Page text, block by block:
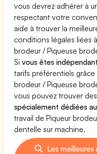
vous devrez adhérer à
respectant votre
aide à trouver la
conditions légales liées
brodeur / Piqueuse
Sivous êtes
tarifs préférentiels
brodeur / Piqueuse
vous pouvez trouver
spécialement dédiées
travail de Piqueur
dentelle sur machine.
Les